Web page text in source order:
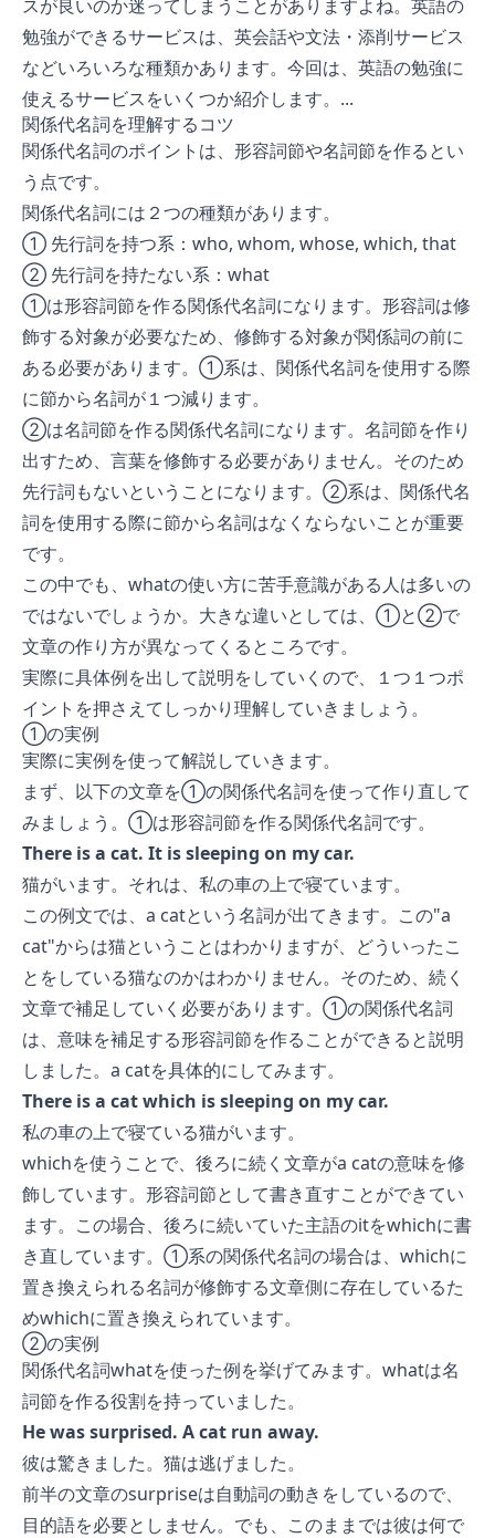
スが良いのか迷ってしまうことがありますよね。英語の
勉強ができるサービスは、英会話や文法・添削サービス
などいろいろな種類かあります。今回は、英語の勉強に
使えるサービスをいくつか紹介します。...
関係代名詞を理解するコツ
関係代名詞のポイントは、形容詞節や名詞節を作るとい
う点です。
関係代名詞には２つの種類があります。
① 先行詞を持つ系：who, whom, whose, which, that
② 先行詞を持たない系：what
①は形容詞節を作る関係代名詞になります。形容詞は修
飾する対象が必要なため、修飾する対象が関係詞の前に
ある必要があります。①系は、関係代名詞を使用する際
に節から名詞が１つ減ります。
②は名詞節を作る関係代名詞になります。名詞節を作り
出すため、言葉を修飾する必要がありません。そのため
先行詞もないということになります。②系は、関係代名
詞を使用する際に節から名詞はなくならないことが重要
です。
この中でも、whatの使い方に苦手意識がある人は多いの
ではないでしょうか。大きな違いとしては、①と②で
文章の作り方が異なってくるところです。
実際に具体例を出して説明をしていくので、１つ１つポ
イントを押さえてしっかり理解していきましょう。
①の実例
実際に実例を使って解説していきます。
まず、以下の文章を①の関係代名詞を使って作り直して
みましょう。①は形容詞節を作る関係代名詞です。
There is a cat. It is sleeping on my car.
猫がいます。それは、私の車の上で寝ています。
この例文では、a catという名詞が出てきます。この"a
cat"からは猫ということはわかりますが、どういったこ
とをしている猫なのかはわかりません。そのため、続く
文章で補足していく必要があります。①の関係代名詞
は、意味を補足する形容詞節を作ることができると説明
しました。a catを具体的にしてみます。
There is a cat which is sleeping on my car.
私の車の上で寝ている猫がいます。
whichを使うことで、後ろに続く文章がa catの意味を修
飾しています。形容詞節として書き直すことができてい
ます。この場合、後ろに続いていた主語のitをwhichに書
き直しています。①系の関係代名詞の場合は、whichに
置き換えられる名詞が修飾する文章側に存在しているた
めwhichに置き換えられています。
②の実例
関係代名詞whatを使った例を挙げてみます。whatは名
詞節を作る役割を持っていました。
He was surprised. A cat run away.
彼は驚きました。猫は逃げました。
前半の文章のsurpriseは自動詞の動きをしているので、
目的語を必要としません。でも、このままでは彼は何で